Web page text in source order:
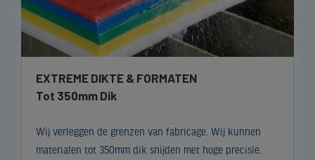
EXTREME DIKTE & FORMATEN
Tot 350mm Dik
Wij verleggen de grenzen van fabricage. Wij kunnen
materialen tot 350mm dik snijden met hoge precisie.